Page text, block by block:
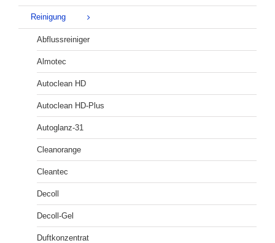
Reinigung
Abflussreiniger
Almotec
Autoclean HD
Autoclean HD-Plus
Autoglanz-31
Cleanorange
Cleantec
Decoll
Decoll-Gel
Duftkonzentrat